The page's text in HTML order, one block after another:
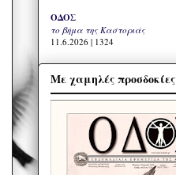
ΟΔΟΣ
το βήμα της Καστοριάς
11.6.2026 | 1324
Με χαμηλές προσδοκίες